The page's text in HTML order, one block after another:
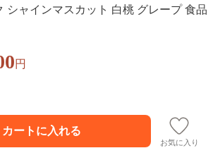
シャインマスカット 白桃 グレープ 食品
円
お気に入り